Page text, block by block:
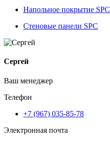
Напольное покрытие SPC
Стеновые панели SPC
Сергей
Ваш менеджер
Телефон
+7 (967) 035-85-78
Электронная почта